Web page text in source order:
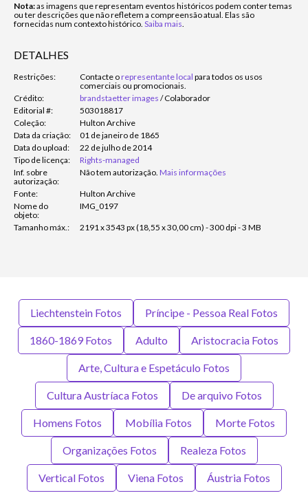
Nota:as imagens que representam eventos históricos podem conter temas
ou ter descrições que não refletem a compreensão atual. Elas são
fornecidas num contexto histórico. Saiba mais.
DETALHES
Restrições: Contacte orepresentante local para todos os usos
comerciais ou promocionais.
Crédito:
brandstaetter images /Colaborador
Editorial #:
503018817
Coleção:
Hulton Archive
Data da criação:
01 de janeiro de 1865
Data do upload:
22 de julho de 2014
Tipo de licença:
Rights-managed
Inf. sobre
autorização:
Não tem autorização. Mais informações
Fonte:
Hulton Archive
Nome do
objeto:
IMG_0197
Tamanho máx.: 2191 x 3543 px (18,55 x 30,00 cm) - 300 dpi - 3 MB
Liechtenstein Fotos Príncipe - Pessoa Real Fotos
1860-1869 Fotos Adulto Aristocracia Fotos
Arte, Cultura e Espetáculo Fotos
Cultura Austríaca Fotos De arquivo Fotos
Homens Fotos Mobília Fotos Morte Fotos
Organizações Fotos Realeza Fotos
Vertical Fotos Viena Fotos Áustria Fotos